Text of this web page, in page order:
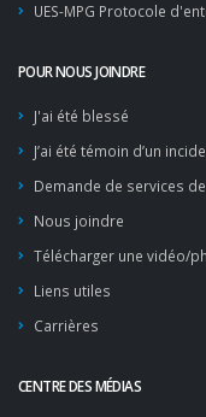
UES-MPG Protocole
POUR NOUS JOINDRE
J'ai été blessé
J’ai été témoin d’un
Demande de services
Nous joindre
Télécharger une vidéo/
Liens utiles
Carrières
CENTRE DES MÉDIAS